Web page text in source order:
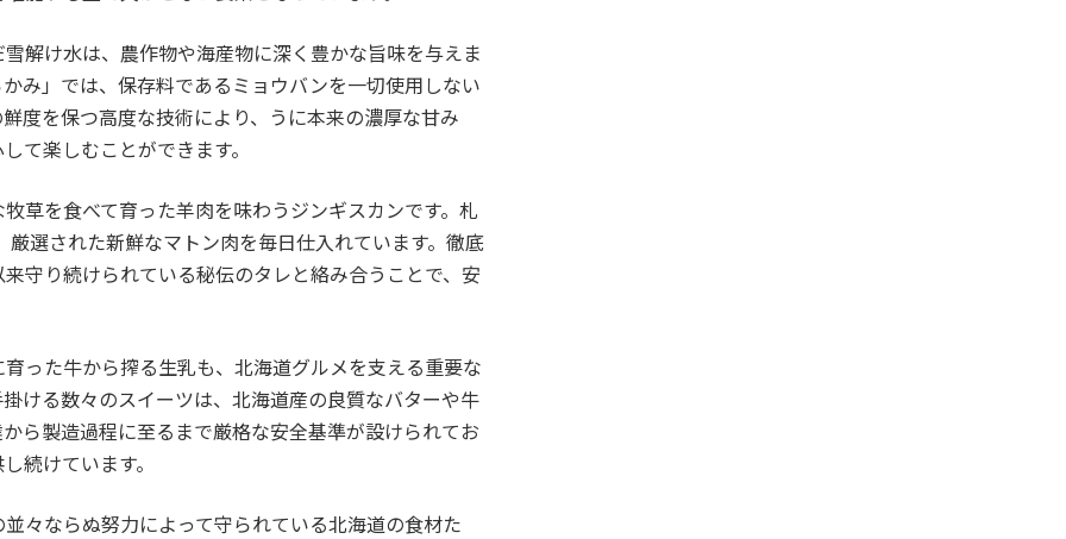
解け水は、農作物や海産物に深く豊かな旨味を与えま
み」では、保存料であるミョウバンを一切使用しない
度を保つ高度な技術により、うに本来の濃厚な甘み
て楽しむことができます。
草を食べて育った羊肉を味わうジンギスカンです。札
選された新鮮なマトン肉を毎日仕入れています。徹底
守り続けられている秘伝のタレと絡み合うことで、安
った牛から搾る生乳も、北海道グルメを支える重要な
ける数々のスイーツは、北海道産の良質なバターや牛
ら製造過程に至るまで厳格な安全基準が設けられてお
続けています。
々ならぬ努力によって守られている北海道の食材た